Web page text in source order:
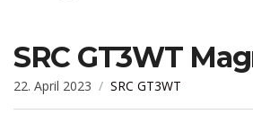
SRC GT3WT
22. April 2023 SRC GT3WT